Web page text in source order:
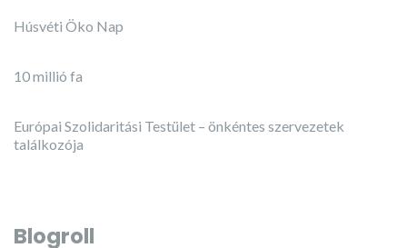
Húsvéti Öko Nap
10 millió fa
Európai Szolidaritási Testület – önkéntes szervezetek
találkozója
Blogroll